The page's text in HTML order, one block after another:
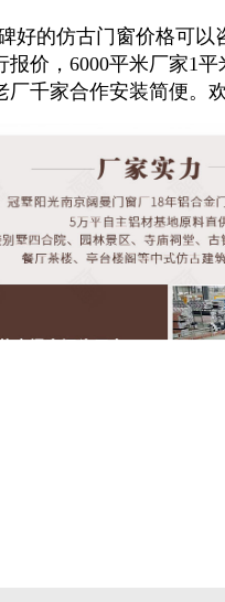
好的仿古门窗价格可以
报价，6000平米厂家1
厂千家合作安装简便。